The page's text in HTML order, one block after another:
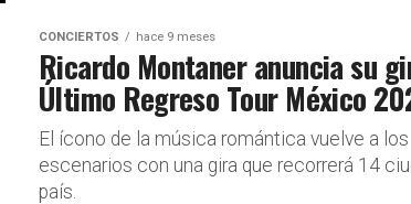
CONCIERTOS hace 9 meses
Ricardo Montaner anuncia su
Último Regreso Tour México
El ícono de la música romántica vuelve a los
escenarios con una gira que recorrerá 14
país.